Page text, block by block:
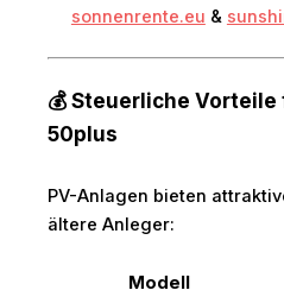
sonnenrente.eu &
💰 Steuerliche
50plus
PV-Anlagen bieten
ältere Anleger:
Modell